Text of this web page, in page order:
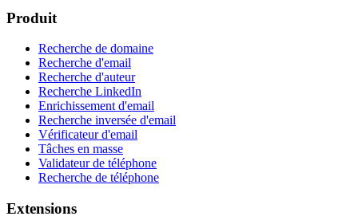
Produit
Recherche de domaine
Recherche d'email
Recherche d'auteur
Recherche LinkedIn
Enrichissement d'email
Recherche inversée d'email
Vérificateur d'email
Tâches en masse
Validateur de téléphone
Recherche de téléphone
Extensions